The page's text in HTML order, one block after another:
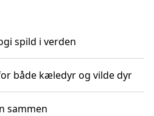
spild i verden
både kæledyr og vilde dyr
sammen